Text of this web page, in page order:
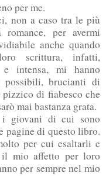
per me.
non a caso tra le più
romance, per avermi
anche quando
scrittura, infatti,
e intensa, mi hanno
possibili, brucianti di
di fiabesco che
mai bastanza grata.
giovani di cui sono
pagine di questo libro.
per cui esaltarli e
mio affetto per loro
per sempre nel mio